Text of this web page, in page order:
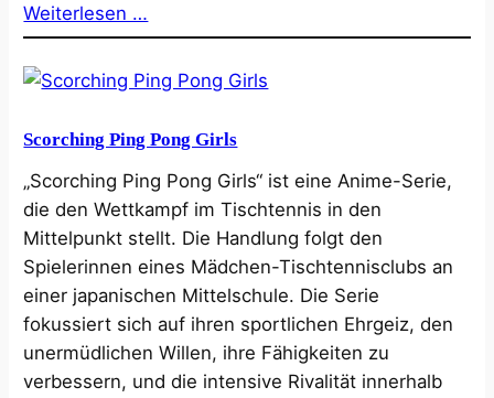
Weiterlesen …
Scorching Ping Pong Girls
„Scorching Ping Pong Girls“ ist eine Anime-Serie,
die den Wettkampf im Tischtennis in den
Mittelpunkt stellt. Die Handlung folgt den
Spielerinnen eines Mädchen-Tischtennisclubs an
einer japanischen Mittelschule. Die Serie
fokussiert sich auf ihren sportlichen Ehrgeiz, den
unermüdlichen Willen, ihre Fähigkeiten zu
verbessern, und die intensive Rivalität innerhalb